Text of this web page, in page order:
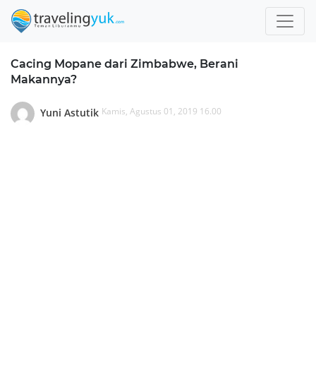
Cacing Mopane dari Zimbabwe, Berani
Makannya?
Yuni Astutik Kamis, Agustus 01, 2019 16.00